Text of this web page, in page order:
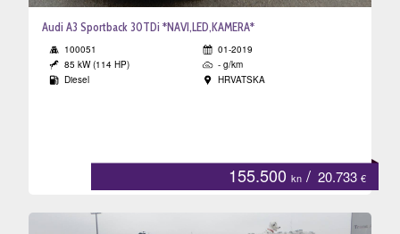
Audi A3 Sportback 30TDi *NAVI,LED,KAMERA*
100051
01-2019
85 kW (114 HP)
- g/km
Diesel
HRVATSKA
155.500 kn / 20.733 €